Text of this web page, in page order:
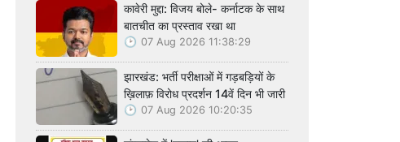
कावेरी मुद्दा: विजय बोले- कर्नाटक के साथ
बातचीत का प्रस्ताव रखा था
07 Aug 2026 11:38:29
झारखंड: भर्ती परीक्षाओं में गड़बड़ियों के
ख़िलाफ़ विरोध प्रदर्शन 14वें दिन भी जारी
07 Aug 2026 10:20:35